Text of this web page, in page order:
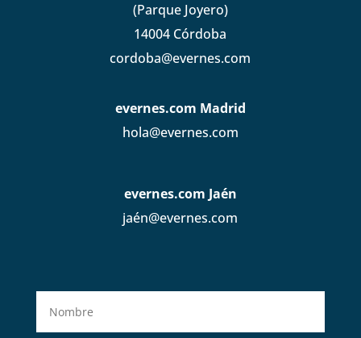
(Parque Joyero)
14004 Córdoba
cordoba@evernes.com
evernes.com Madrid
hola@evernes.com
evernes.com Jaén
jaén@evernes.com